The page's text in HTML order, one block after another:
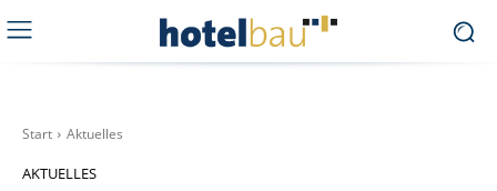
Start Aktuelles
AKTUELLES